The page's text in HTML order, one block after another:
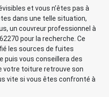
et vous n’êtes pas à
dans une telle situation,
un couvreur professionnel à
pour la recherche. Ce
les sources de fuites
puis vous conseillera des
votre toiture retrouve son
vite si vous êtes confronté à